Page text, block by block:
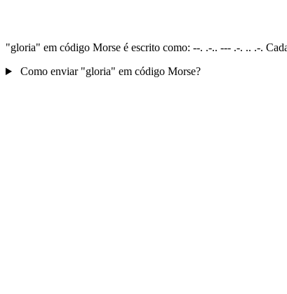
"gloria" em código Morse é escrito como: --. .-.. --- .-. .. .-.
Como enviar "gloria" em código Morse?